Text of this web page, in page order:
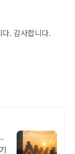
. 감사합니다.